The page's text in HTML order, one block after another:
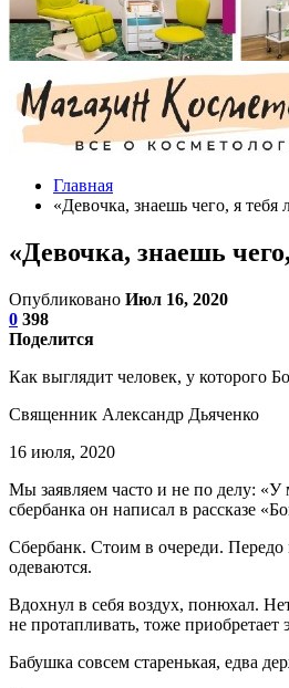
Главная
«Девочка, знаешь чего, я
«Девочка, знаешь
Опубликовано Июл 16, 2020
0 398
Поделится
Как выглядит человек, у которого
Священник Александр Дьяченко
16 июля, 2020
Мы заявляем часто и не по делу: «У
сбербанка он написал в рассказе
Сбербанк. Стоим в очереди.
одеваются.
Вдохнул в себя воздух, понюхал.
не протапливать, тоже
Бабушка совсем старенькая, едва